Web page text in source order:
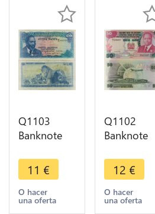
Q1103
Banknote
Shillings
Mzee Jomo
Kenyatta
1977 ->
11 €
O hacer
una oferta
Q1102
Banknote
Shillings
President
Toroitich
Arap Moi
12 €
O hacer
una oferta